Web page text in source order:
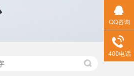
QQ咨询
400电话